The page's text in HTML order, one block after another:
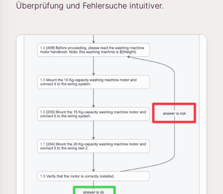
Überprüfung und Fehlersuche intuitiver.